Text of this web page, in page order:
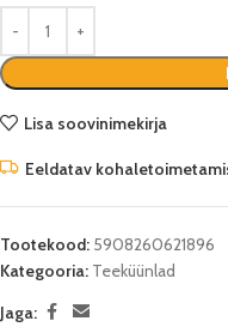
Lisa soovinimekirja
Eeldatav
Tootekood: 5908260621896
Kategooria: Teeküünlad
Jaga: